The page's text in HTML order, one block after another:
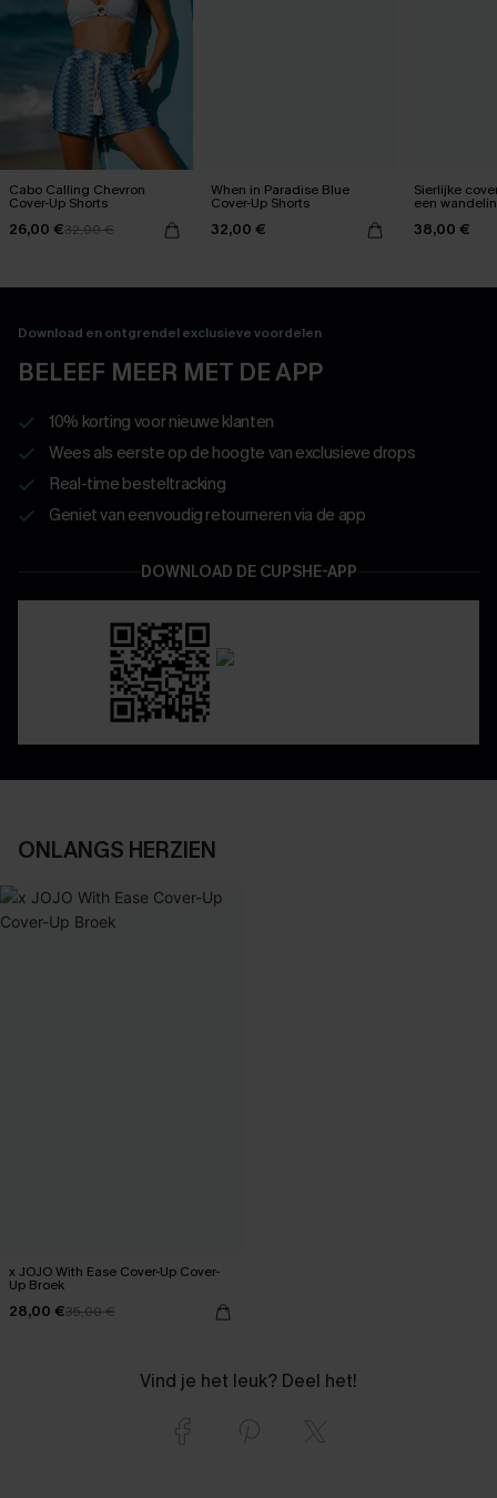
Cabo Calling Chevron
Cover-Up Shorts
26,00 €32,00 €
When in Paradise Blue
Cover-Up Shorts
32,00 €
Sierlijke
een
38,00 €
Download en ontgrendel exclusieve voordelen
BELEEF MEER MET DE APP
10% korting voor nieuwe klanten
Wees als eerste op de hoogte van exclusieve drops
Real-time besteltracking
Geniet van eenvoudig retourneren via de app
DOWNLOAD DE CUPSHE-APP
ONLANGS HERZIEN
x JOJO With Ease Cover-Up Cover-
Up Broek
28,00 €35,00 €
Vind je het leuk? Deel het!